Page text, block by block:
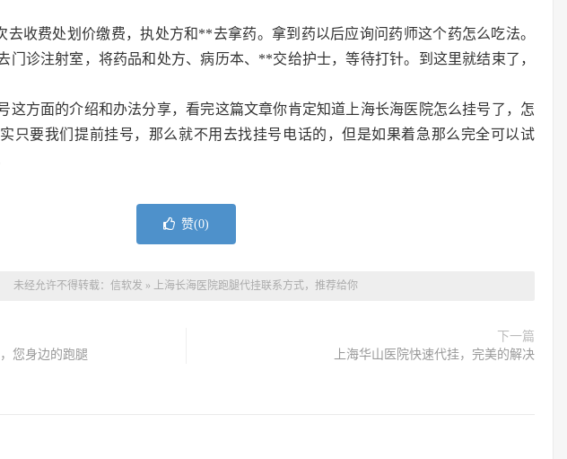
去收费处划价缴费，执处方和**去拿药。拿到药以后应询问药师这个药怎么吃法。
门诊注射室，将药品和处方、病历本、**交给护士，等待打针。到这里就结束了，
这方面的介绍和办法分享，看完这篇文章你肯定知道上海长海医院怎么挂号了，怎
只要我们提前挂号，那么就不用去找挂号电话的，但是如果着急那么完全可以试
赞(0)
未经允许不得转载： 信软发 » 上海长海医院跑腿代挂联系方式，推荐给你
您身边的跑腿
下一篇
上海华山医院快速代挂，完美的解决